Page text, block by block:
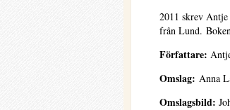
2011 skrev Antje
från Lund.
Författare:
Omslag: Anna
Omslagsbild: